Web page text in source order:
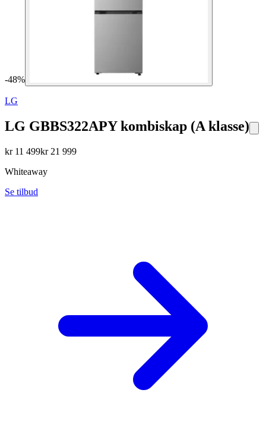
-48%
LG
LG GBBS322APY kombiskap (A klasse)
kr 11 499kr 21 999
Whiteaway
Se tilbud